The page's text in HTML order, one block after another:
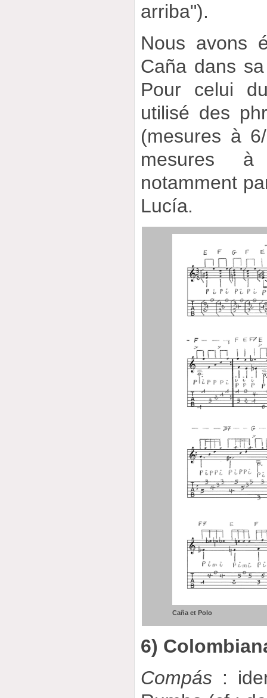
arriba").
Nous avons
Caña dans
Pour celui
utilisé des
(mesures à
mesures à
notamment
Lucía.
Caña et Polo
6)
Compás :